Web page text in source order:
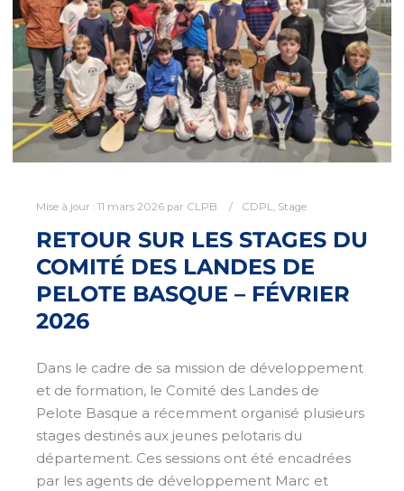
Mise à jour : 11 mars 2026 par CLPB CDPL, Stage
RETOUR SUR LES STAGES DU
COMITÉ DES LANDES DE
PELOTE BASQUE – FÉVRIER
2026
Dans le cadre de sa mission de développement
et de formation, le Comité des Landes de
Pelote Basque a récemment organisé plusieurs
stages destinés aux jeunes pelotaris du
département. Ces sessions ont été encadrées
par les agents de développement Marc et